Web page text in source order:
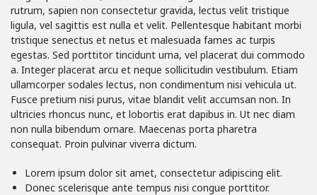
rutrum, sapien non consectetur gravida, lectus velit tristique
ligula, vel sagittis est nulla et velit. Pellentesque habitant morbi
tristique senectus et netus et malesuada fames ac turpis
egestas. Sed porttitor tincidunt urna, vel placerat dui commodo
a. Integer placerat arcu et neque sollicitudin vestibulum. Etiam
ullamcorper sodales lectus, non condimentum nisi vehicula ut.
Fusce pretium nisi purus, vitae blandit velit accumsan non. In
ultricies rhoncus nunc, et lobortis erat dapibus in. Ut nec diam
non nulla bibendum ornare. Maecenas porta pharetra
consequat. Proin pulvinar viverra dictum.
Lorem ipsum dolor sit amet, consectetur adipiscing elit.
Donec scelerisque ante tempus nisi congue porttitor.